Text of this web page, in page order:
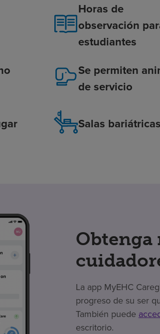
Horas de
observación
estudiantes
Se permiten
de servicio
Salas bariátricas
Obtenga
La app MyEHC
progreso de su ser
También puede
escritorio.